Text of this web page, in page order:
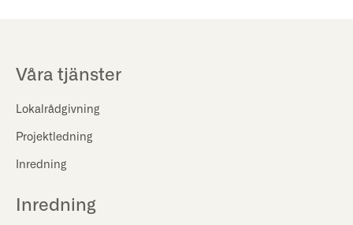
Våra tjänster
Lokalrådgivning
Projektledning
Inredning
Inredning